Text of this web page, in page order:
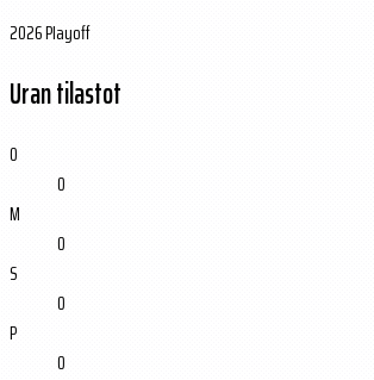
2026 Playoff
Uran tilastot
O
0
M
0
S
0
P
0